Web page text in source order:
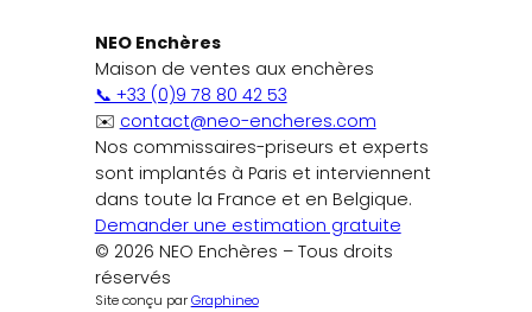
NEO Enchères
Maison de ventes aux enchères
📞 +33 (0)9 78 80 42 53
✉️ contact@neo-encheres.com
Nos commissaires-priseurs et experts
sont implantés à Paris et interviennent
dans toute la France et en Belgique.
Demander une estimation gratuite
© 2026 NEO Enchères – Tous droits
réservés
Site conçu parGraphineo